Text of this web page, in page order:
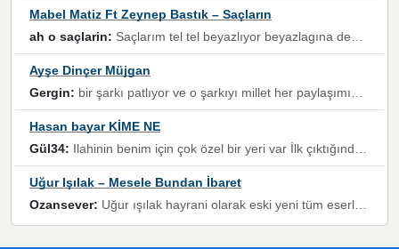
Mabel Matiz Ft Zeynep Bastık – Saçların
ah o saçlarin: Saçlarım tel tel beyazlıyor beyazlagına degil yanımda sen yoksun ona üzülüyorum günler bir bir geçiyor geçen günlere değil sensiz geçen günlere darılıyorum,Dinledikce asla kavusamayacagim ama asla unutamicagim sevdiğim adam için yanar içim
Ayşe Dinçer Müjgan
Gergin: bir şarkı patlıyor ve o şarkıyı millet her paylaşımın altına koyuyor ve öyle bir durum hal alıyor ki şarkıyı dinlemeden şarkıdan bikıyorsun Ama bu enteresan bir şekilde dillere dolanıyor millet olarak seviyoruz dertlerle boğuşurken bir yandan da göbek atmayi))) diyeceklerim bu kadar güzel hoş bir sayfa emeğinize sağlık arkadaşlar kolay gelsin
Hasan bayar KİME NE
Gül34: Ilahinin benim için çok özel bir yeri var İlk çıktığında komşum ne kadar yüksek sesle dinliyorsa orada duymuştum ve YouTube'dan aratıp Bu ilahiyi bulmuştum ve sonra müdavimi oldum günlük Ben de 3-5 kere dinleyip ezberleyip artık ilahiye bende eşlik ediyorum yüksek sesle Allah razı olsun hizmet nimettir Rabbim sizin zahmetlerinize de hayırlı nimetler versin Selam ve dua ile Allah'a emanet olun
Uğur Işılak – Mesele Bundan İbaret
Ozansever: Uğur ışılak hayrani olarak eski yeni tüm eserlerini keyifle huzurla dinleyenlerden birisiyim, emeğine saygı duyan gönül veren bunu en güzel şekilde sevenlerine ulaştıran siz değerli sayfa yöneticilerine de teşekkür ederim